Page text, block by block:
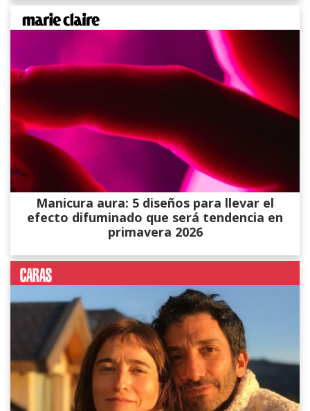
Manicura aura: 5 diseños para llevar el
efecto difuminado que será tendencia en
primavera 2026